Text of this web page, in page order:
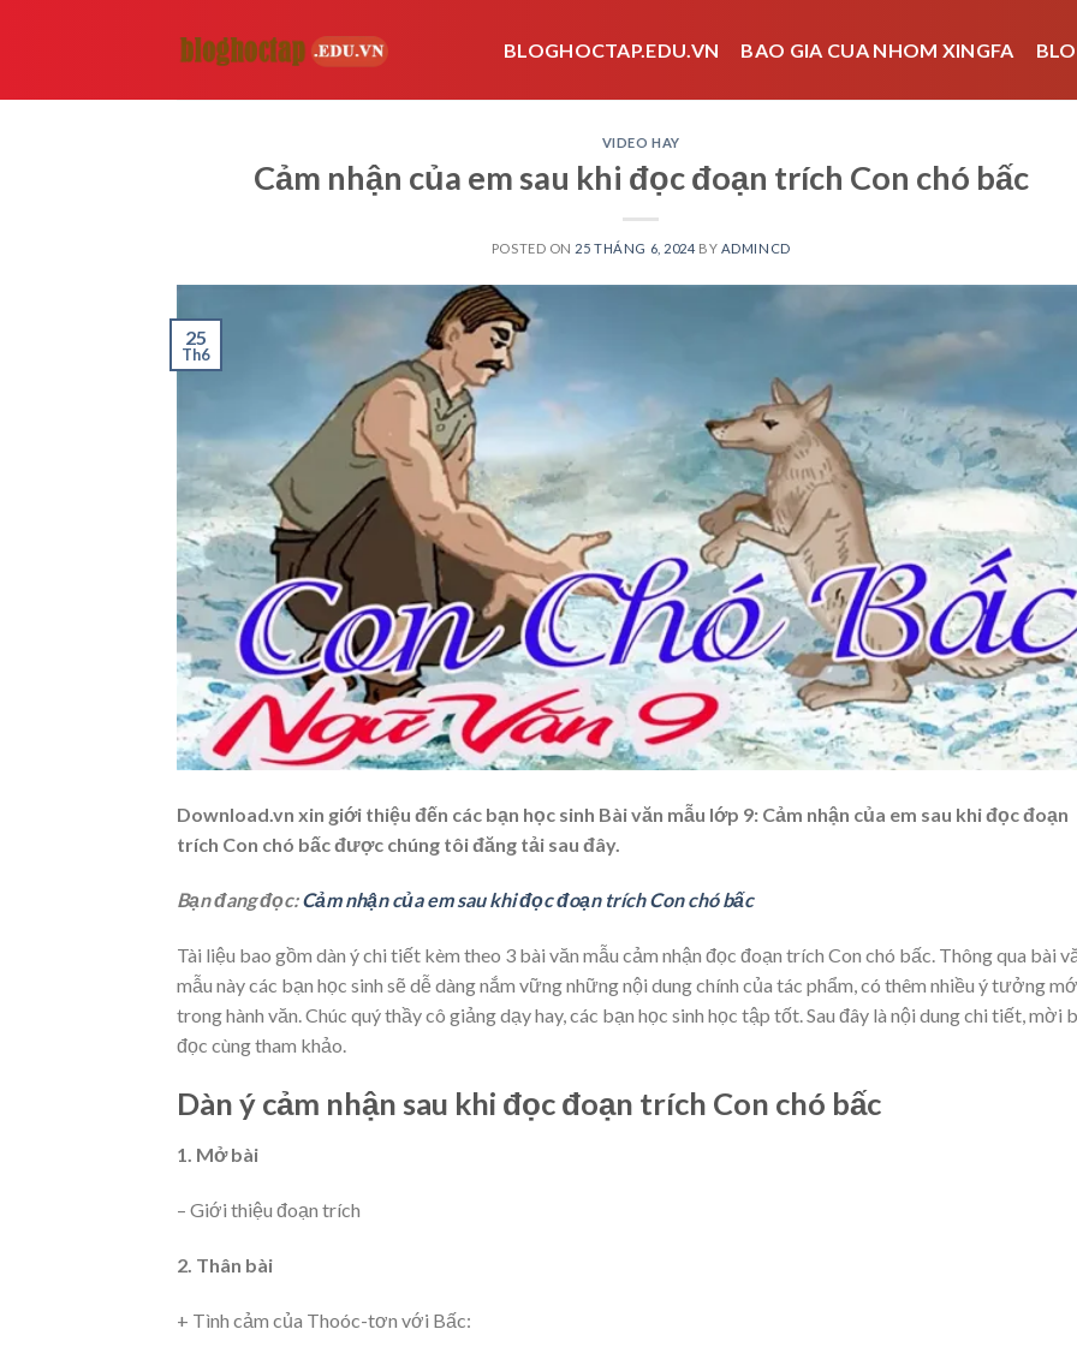
BLOGHOCTAP.EDU.VN BAO GIA CUA NHOM XINGFA
VIDEO HAY
Cảm nhận của em sau khi đọc đoạn trích Con chó bấc
POSTED ON 25 THÁNG 6, 2024 BY ADMINCD
25
Th6
Download.vn xin giới thiệu đến các bạn học sinh Bài văn mẫu lớp 9: Cảm nhận của em sau khi đọc đoạn
trích Con chó bấc được chúng tôi đăng tải sau đây.
Bạn đang đọc:Cảm nhận của em sau khi đọc đoạn trích Con chó bấc
Tài liệu bao gồm dàn ý chi tiết kèm theo 3 bài văn mẫu cảm nhận đọc đoạn trích Con chó bấc. Thông qua bài
mẫu này các bạn học sinh sẽ dễ dàng nắm vững những nội dung chính của tác phẩm, có thêm nhiều ý tưởng
trong hành văn. Chúc quý thầy cô giảng dạy hay, các bạn học sinh học tập tốt. Sau đây là nội dung chi tiết, mời
đọc cùng tham khảo.
Dàn ý cảm nhận sau khi đọc đoạn trích Con chó bấc
1. Mở bài
– Giới thiệu đoạn trích
2. Thân bài
+ Tình cảm của Thoóc-tơn với Bấc: